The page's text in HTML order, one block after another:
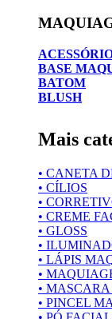
BASE
BATOM
BLUSH
Mais
• CANETA
• CÍLIOS
•
• CREME
• GLOSS
•
• LÁPIS
•
•
• PINCEL